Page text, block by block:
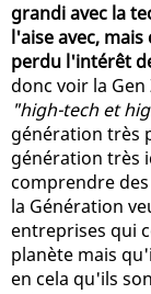
grandi avec la
l'aise avec,
perdu l'intérêt
donc voir la
"high-tech et
génération très
génération très
comprendre
la Génération
entreprises qui
planète mais
en cela qu'ils